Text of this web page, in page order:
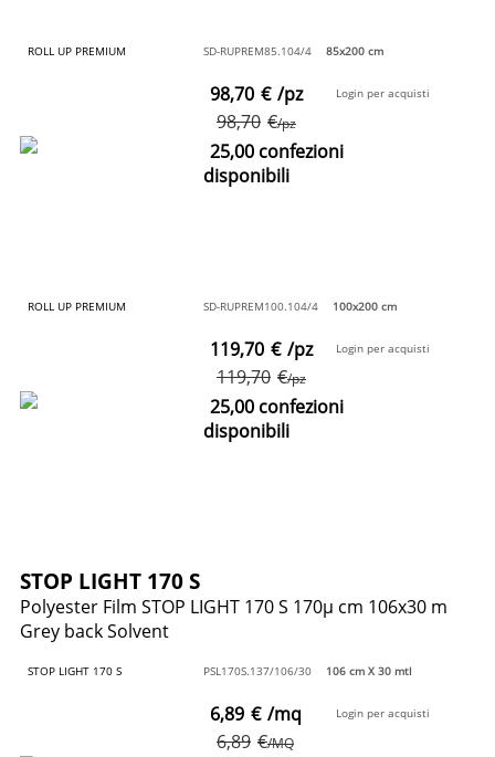
ROLL UP PREMIUM SD-RUPREM85.104/4 85x200 cm
98,70 €/pz
98,70 € /pz
25,00 confezioni
disponibili
Login per acquisti
ROLL UP PREMIUM SD-RUPREM100.104/4 100x200 cm
119,70 €/pz
119,70 € /pz
25,00 confezioni
disponibili
Login per acquisti
STOP LIGHT 170 S
Polyester Film STOP LIGHT 170 S 170µ cm 106x30 m
Grey back Solvent
STOP LIGHT 170 S PSL170S.137/106/30 106 cm X 30 mtl
6,89 €/MQ
6,89 € /mq Login per acquisti